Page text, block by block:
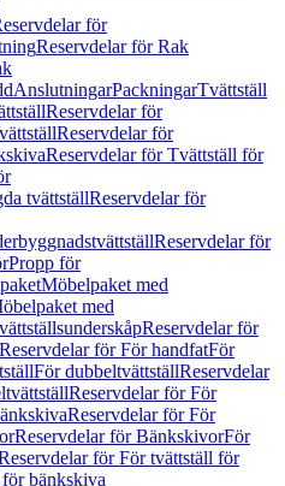
för
Reservdelar för Rak
AnslutningarPackningarTvättställ
Reservdelar för
Reservdelar för
Reservdelar för Tvättställ för
tvättställReservdelar för
Reservdelar för
Propp för
Möbelpaket med
med
Reservdelar för
Reservdelar för För handfatFör
För dubbeltvättställReservdelar
Reservdelar för För
Reservdelar för För
Reservdelar för BänkskivorFör
för För tvättställ för
bänkskiva